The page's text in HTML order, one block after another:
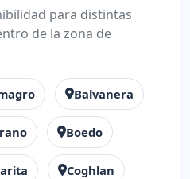
para distintas
de la zona de
Balvanera
Boedo
Coghlan